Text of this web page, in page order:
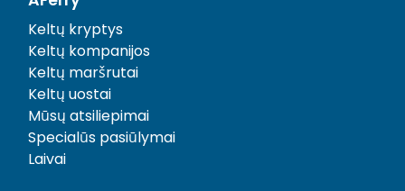
Keltų kryptys
Keltų kompanijos
Keltų maršrutai
Keltų uostai
Mūsų atsiliepimai
Specialūs pasiūlymai
Laivai